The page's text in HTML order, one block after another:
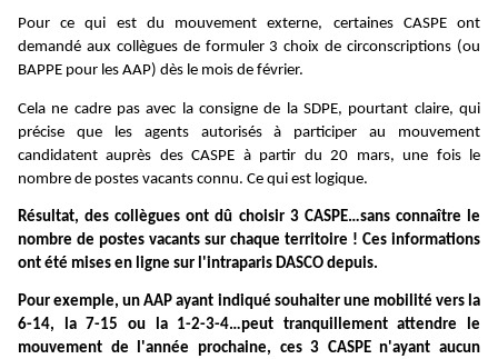
Pour ce qui est du mouvement externe, certaines CASPE ont
demandé aux collègues de formuler 3 choix de circonscriptions (ou
BAPPE pour les AAP) dès le mois de février.
Cela ne cadre pas avec la consigne de la SDPE, pourtant claire, qui
précise que les agents autorisés à participer au mouvement
candidatent auprès des CASPE à partir du 20 mars, une fois le
nombre de postes vacants connu. Ce qui est logique.
Résultat, des collègues ont dû choisir 3 CASPE…sans connaître le
nombre de postes vacants sur chaque territoire ! Ces informations
ont été mises en ligne sur l'intraparis DASCO depuis.
Pour exemple, un AAP ayant indiqué souhaiter une mobilité vers la
6-14, la 7-15 ou la 1-2-3-4…peut tranquillement attendre le
mouvement de l'année prochaine, ces 3 CASPE n'ayant aucun